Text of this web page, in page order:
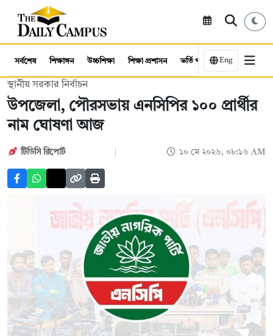
সর্বশেষ শিক্ষাঙ্গন উচ্চশিক্ষা শিক্ষা প্রশাসন ভর্তি পরীক্ষা কর্মসংস্থান
Eng
স্থানীয় সরকার নির্বাচন
উপজেলা, পৌরসভায় এনসিপির ১০০ প্রার্থীর
নাম ঘোষণা আজ
টিডিসি রিপোর্ট ১০ মে ২০২৬, ০৮:১৬ AM